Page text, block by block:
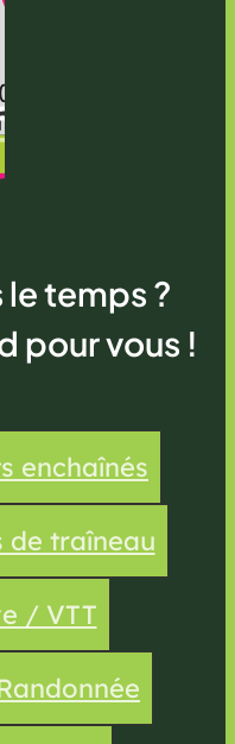
le temps ?
pour vous !
enchaînés
traîneau
/ VTT